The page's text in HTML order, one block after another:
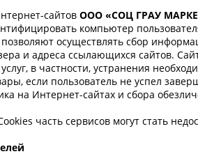
сайтов ООО «СОЦ ГРАУ
компьютер
позволяют осуществлять сбор
и адреса ссылающихся сайтов.
в частности, устранения
если пользователь не успел
на Интернет-сайтах и сбора
часть сервисов могут стать